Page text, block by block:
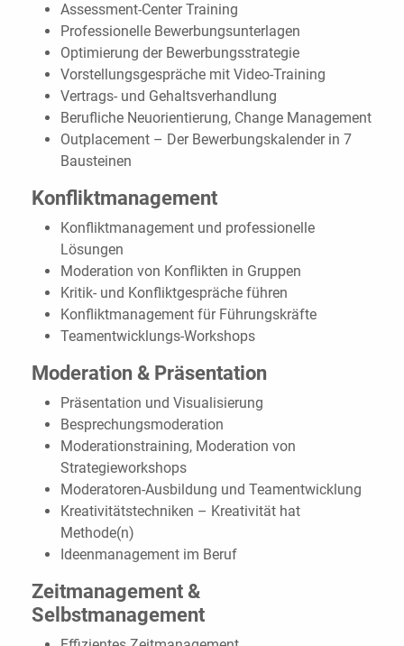
Assessment-Center Training
Professionelle Bewerbungsunterlagen
Optimierung der Bewerbungsstrategie
Vorstellungsgespräche mit Video-Training
Vertrags- und Gehaltsverhandlung
Berufliche Neuorientierung, Change Management
Outplacement – Der Bewerbungskalender in 7
Bausteinen
Konfliktmanagement
Konfliktmanagement und professionelle
Lösungen
Moderation von Konflikten in Gruppen
Kritik- und Konfliktgespräche führen
Konfliktmanagement für Führungskräfte
Teamentwicklungs-Workshops
Moderation & Präsentation
Präsentation und Visualisierung
Besprechungsmoderation
Moderationstraining, Moderation von
Strategieworkshops
Moderatoren-Ausbildung und Teamentwicklung
Kreativitätstechniken – Kreativität hat
Methode(n)
Ideenmanagement im Beruf
Zeitmanagement &
Selbstmanagement